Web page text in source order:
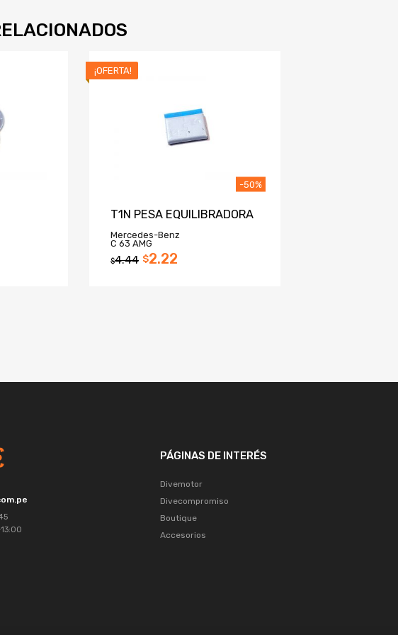
¡OFERTA!
T1N PESA EQUILIBRADORA
Mercedes-Benz
C 63 AMG
$4.44 $2.22
-50%
PÁGINAS DE INTERÉS
Divemotor
Divecompromiso
Boutique
Accesorios